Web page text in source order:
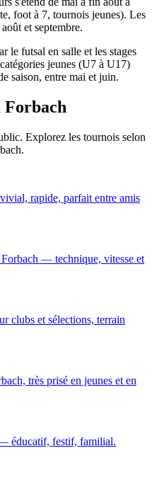
foot à 7, tournois jeunes). Les
et septembre.
le futsal en salle et les stages
jeunes (U7 à U17)
saison, entre mai et juin.
Forbach
Explorez les tournois selon
.
rapide, parfait entre amis
— technique, vitesse et
clubs et sélections, terrain
très prisé en jeunes et en
éducatif, festif, familial.